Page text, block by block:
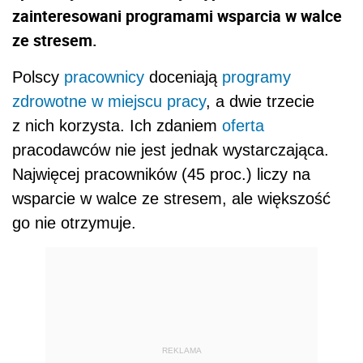
zainteresowani programami wsparcia w walce
ze stresem.
Polscy pracownicy doceniają programy
zdrowotne w miejscu pracy, a dwie trzecie
z nich korzysta. Ich zdaniem oferta
pracodawców nie jest jednak wystarczająca.
Najwięcej pracowników (45 proc.) liczy na
wsparcie w walce ze stresem, ale większość
go nie otrzymuje.
REKLAMA